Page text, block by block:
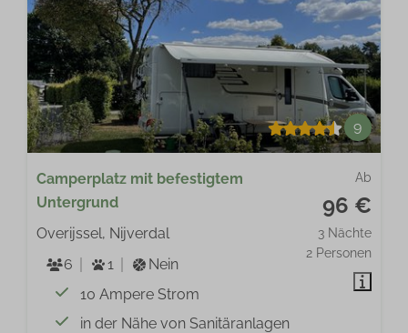
9
Ab
96 €
3 Nächte
2 Personen
Camperplatz mit befestigtem
Untergrund
Overijssel, Nijverdal
6
1
Nein
10 Ampere Strom
in der Nähe von Sanitäranlagen